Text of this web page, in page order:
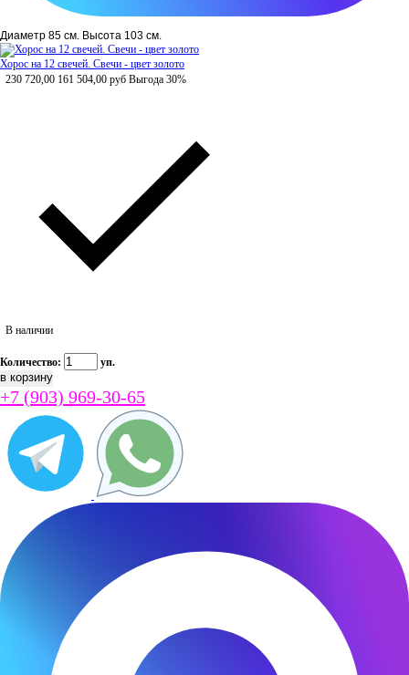
Диаметр 85 см. Высота 103 см.
Хорос на 12 свечей. Свечи - цвет золото
230 720,00 161 504,00 руб Выгода 30%
В наличии
Количество: уп.
+7 (903) 969-30-65